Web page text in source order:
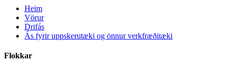
Heim
Vörur
Drifás
Ás fyrir uppskerutæki og önnur verkfræðitæki
Flokkar